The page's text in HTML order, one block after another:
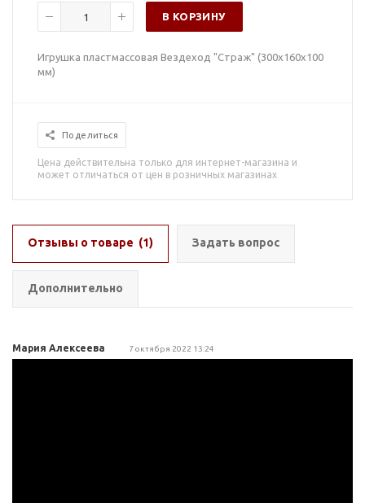
В КОРЗИНУ
Игрушка пластмассовая Вездеход "Страж" (300x160x100
мм)
Поделиться
Цена действительна только для интернет-магазина и
может отличаться от цен в розничных магазинах
Отзывы о товаре (1) Задать вопрос
Дополнительно
Мария Алексеева 7 октября 2022 13:24